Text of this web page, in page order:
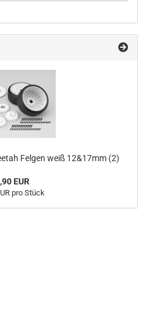
Felgen weiß 12&17mm (2)
EUR
pro Stück